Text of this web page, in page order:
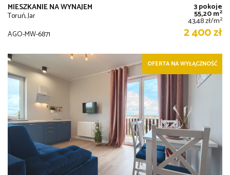
MIESZKANIE NA WYNAJEM
Toruń, Jar
3 pokoje
55,20 m2
43,48 zł/m2
AGO-MW-6871 2 400 zł
OFERTA NA WYŁĄCZNOŚĆ